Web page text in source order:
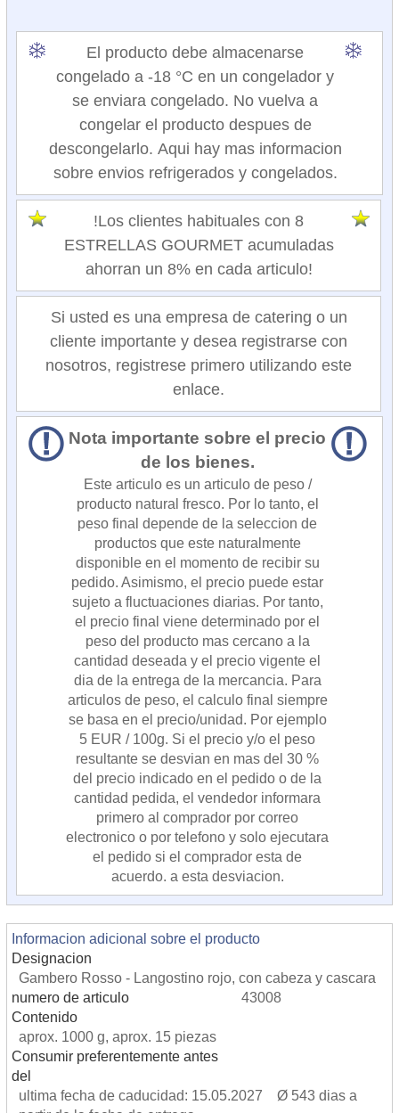
El producto debe almacenarse
congelado a -18 °C en un congelador y
se enviara congelado. No vuelva a
congelar el producto despues de
descongelarlo. Aqui hay mas informacion
sobre envios refrigerados y congelados.
!Los clientes habituales con 8
ESTRELLAS GOURMET acumuladas
ahorran un 8% en cada articulo!
Si usted es una empresa de catering o un
cliente importante y desea registrarse con
nosotros, registrese primero utilizando este
enlace.
Nota importante sobre el precio
de los bienes.
Este articulo es un articulo de peso /
producto natural fresco. Por lo tanto, el
peso final depende de la seleccion de
productos que este naturalmente
disponible en el momento de recibir su
pedido. Asimismo, el precio puede estar
sujeto a fluctuaciones diarias. Por tanto,
el precio final viene determinado por el
peso del producto mas cercano a la
cantidad deseada y el precio vigente el
dia de la entrega de la mercancia. Para
articulos de peso, el calculo final siempre
se basa en el precio/unidad. Por ejemplo
5 EUR / 100g. Si el precio y/o el peso
resultante se desvian en mas del 30 %
del precio indicado en el pedido o de la
cantidad pedida, el vendedor informara
primero al comprador por correo
electronico o por telefono y solo ejecutara
el pedido si el comprador esta de
acuerdo. a esta desviacion.
Informacion adicional sobre el producto
Designacion
Gambero Rosso - Langostino rojo, con cabeza y cascara
numero de articulo
43008
Contenido
aprox. 1000 g, aprox. 15 piezas
Consumir preferentemente antes
del
ultima fecha de caducidad: 15.05.2027 Ø 543 dias a